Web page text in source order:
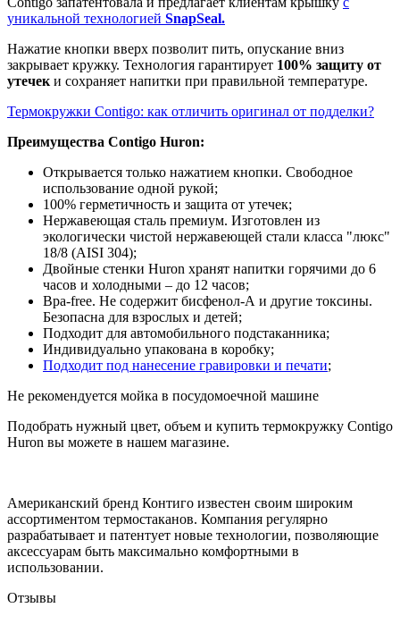
уникальной технологией SnapSeal.
Нажатие кнопки вверх позволит пить, опускание вниз
закрывает кружку. Технология гарантирует 100% защиту от
утечек и сохраняет напитки при правильной температуре.
Термокружки Contigo: как отличить оригинал от подделки?
Преимущества Contigo Huron:
Открывается только нажатием кнопки. Свободное
использование одной рукой;
100% герметичность и защита от утечек;
Нержавеющая сталь премиум. Изготовлен из
экологически чистой нержавеющей стали класса "люкс"
18/8 (AISI 304);
Двойные стенки Huron хранят напитки горячими до 6
часов и холодными – до 12 часов;
Bpa-free. Не содержит бисфенол-А и другие токсины.
Безопасна для взрослых и детей;
Подходит для автомобильного подстаканника;
Индивидуально упакована в коробку;
Подходит под нанесение гравировки и печати;
Не рекомендуется мойка в посудомоечной машине
Подобрать нужный цвет, объем и купить термокружку Contigo
Huron вы можете в нашем магазине.
Американский бренд Контиго известен своим широким
ассортиментом термостаканов. Компания регулярно
разрабатывает и патентует новые технологии, позволяющие
аксессуарам быть максимально комфортными в
использовании.
Отзывы